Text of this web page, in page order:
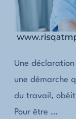
Une
une démarche
du travail,
Pour être …